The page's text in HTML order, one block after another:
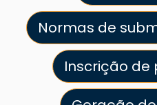
Normas de
Inscrição